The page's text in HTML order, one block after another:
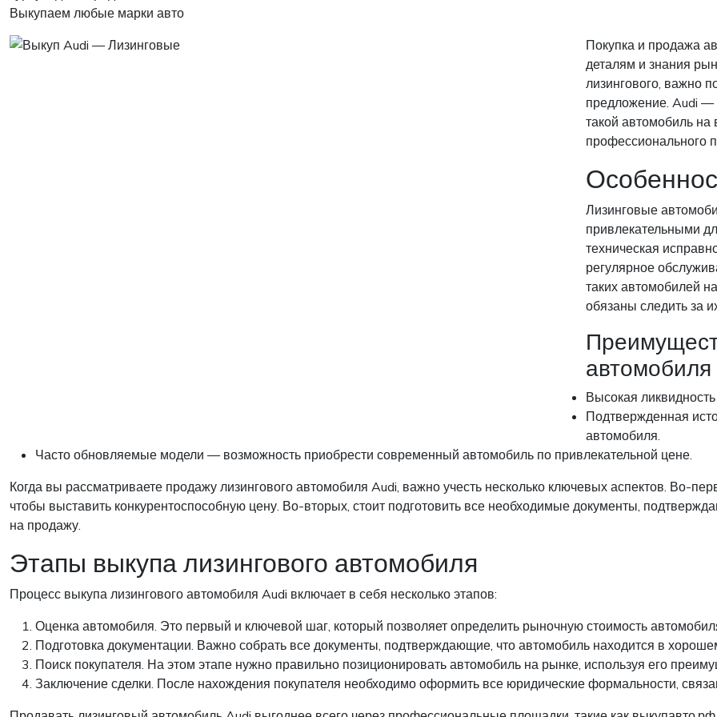
Выкупаем любые марки авто
Покупка и продажа
деталям и знания
лизингового, важно
предложение. Audi —
такой автомобиль
профессионального
Лизинговые
привлекательными
техническая
регулярное
таких автомобилей
обязаны следить за
Высокая
Подтвержденная
автомобиля.
Часто обновляемые модели — возможность приобрести современный автомобиль по привлекательной цене.
Когда вы рассматриваете продажу лизингового автомобиля Audi, важно учесть несколько ключевых аспектов. Во-
чтобы выставить конкурентоспособную цену. Во-вторых, стоит подготовить все необходимые документы,
на продажу.
Этапы выкупа лизингового автомобиля
Процесс выкупа лизингового автомобиля Audi включает в себя несколько этапов:
Оценка автомобиля. Это первый и ключевой шаг, который позволяет определить рыночную стоимость
Подготовка документации. Важно собрать все документы, подтверждающие, что автомобиль находится в
Поиск покупателя. На этом этапе нужно правильно позиционировать автомобиль на рынке, используя его
Заключение сделки. После нахождения покупателя необходимо оформить все юридические формальности,